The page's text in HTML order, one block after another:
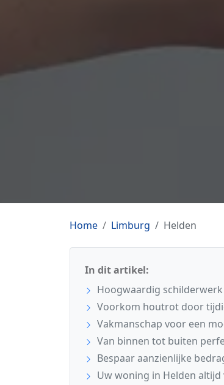
Home Limburg Helden
In dit artikel:
Hoogwaardig
Voorkom houtrot door
Vakmanschap voor een
Van binnen tot buiten
Bespaar aanzienlijke
Uw woning in Helden